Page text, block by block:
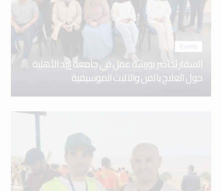
Events
السقار يُحاضر بورشة عمل في جامعة إربد الأهلية
حول العلاج بالفن والآلات الموسيقية